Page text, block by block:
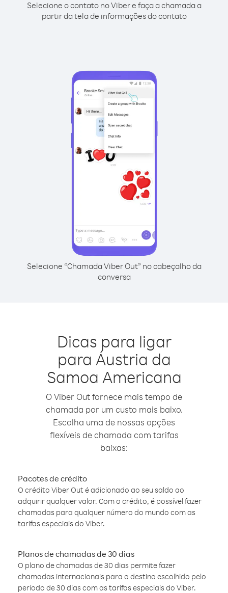
Selecione o contato no Viber e faça a chamada a
partir da tela de informações do contato
Selecione “Chamada Viber Out” no cabeçalho da
conversa
Dicas para ligar
para Áustria da
Samoa Americana
O Viber Out fornece mais tempo de
chamada por um custo mais baixo.
Escolha uma de nossas opções
flexíveis de chamada com tarifas
baixas:
Pacotes de crédito
O crédito Viber Out é adicionado ao seu saldo ao
adquirir qualquer valor. Com o crédito, é possível fazer
chamadas para qualquer número do mundo com as
tarifas especiais do Viber.
Planos de chamadas de 30 dias
O plano de chamadas de 30 dias permite fazer
chamadas internacionais para o destino escolhido pelo
período de 30 dias com as tarifas especiais do Viber.